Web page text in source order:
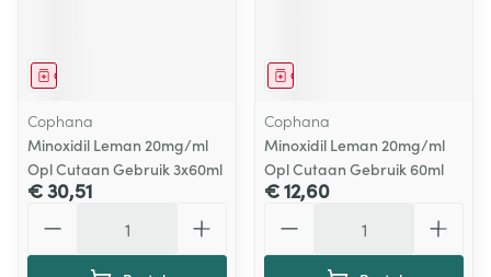
Geneesmiddel
Cophana
Minoxidil Leman 20mg/ml
Opl Cutaan Gebruik 3x60ml
€ 30,51
Geneesmiddel
Cophana
Minoxidil Leman 20mg/ml
Opl Cutaan Gebruik 60ml
€ 12,60